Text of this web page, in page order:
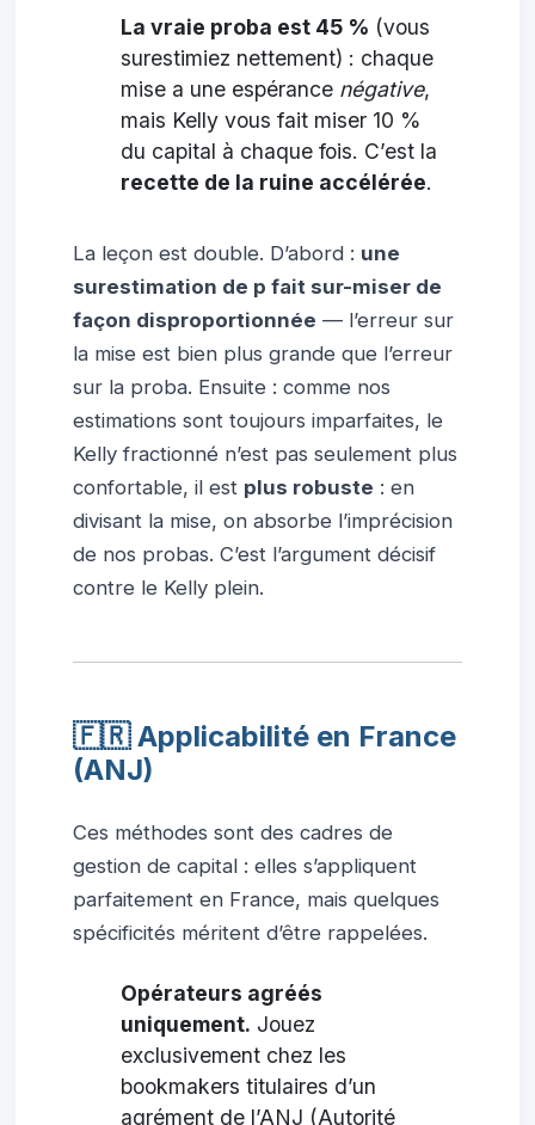
La vraie proba est 45 % (vous
surestimiez nettement) : chaque
mise a une espérance négative,
mais Kelly vous fait miser 10 %
du capital à chaque fois. C’est la
recette de la ruine accélérée.
La leçon est double. D’abord : une
surestimation de p fait sur-miser de
façon disproportionnée — l’erreur sur
la mise est bien plus grande que l’erreur
sur la proba. Ensuite : comme nos
estimations sont toujours imparfaites, le
Kelly fractionné n’est pas seulement plus
confortable, il est plus robuste : en
divisant la mise, on absorbe l’imprécision
de nos probas. C’est l’argument décisif
contre le Kelly plein.
🇫🇷 Applicabilité en France
(ANJ)
Ces méthodes sont des cadres de
gestion de capital : elles s’appliquent
parfaitement en France, mais quelques
spécificités méritent d’être rappelées.
Opérateurs agréés
uniquement. Jouez
exclusivement chez les
bookmakers titulaires d’un
agrément de l’ANJ (Autorité